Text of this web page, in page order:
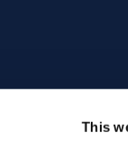
This